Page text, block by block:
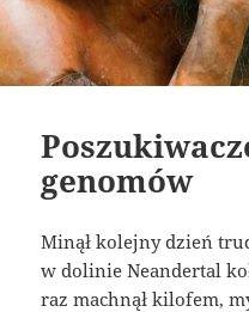
genomów
Minął kolejny dzień
w dolinie Neandertal
raz machnął kilofem,